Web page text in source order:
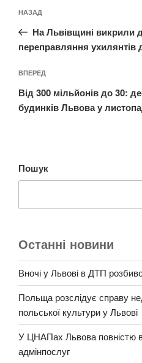
записів
Попередній
запис:
НАЗАД
На Львівщині викрили
переправляння
Наступний
запис
ВПЕРЕД
Від 300 мільйонів до 30:
будинків Львова у
Пошук
Останні новини
Вночі у Львові в ДТП
Польща розслідує справу
польської культури у Львові
У ЦНАПах Львова повністю
адмінпослуг